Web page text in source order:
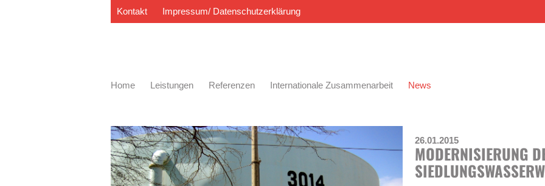
Kontakt Impressum/ Datenschutzerklärung
Home Leistungen Referenzen Internationale Zusammenarbeit News
26.01.2015
MODERNISIERUNG